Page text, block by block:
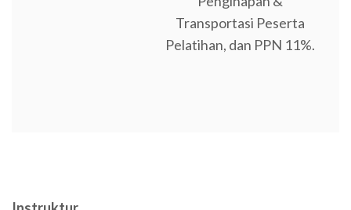
Transportasi Peserta
Pelatihan, dan PPN 11%.